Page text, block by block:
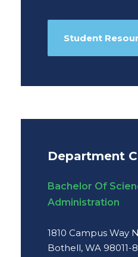
Student
Department
Bachelor Of
Administration
1810 Campus Way
Bothell, WA 98011-